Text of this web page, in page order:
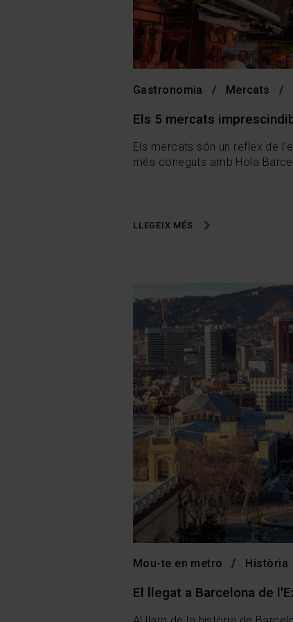
Gastronomia Mercats
Els 5 mercats
Els mercats són un reflex de
més coneguts amb Hola
LLEGEIX MÉS
Mou-te en metro Història
El llegat a Barcelona de